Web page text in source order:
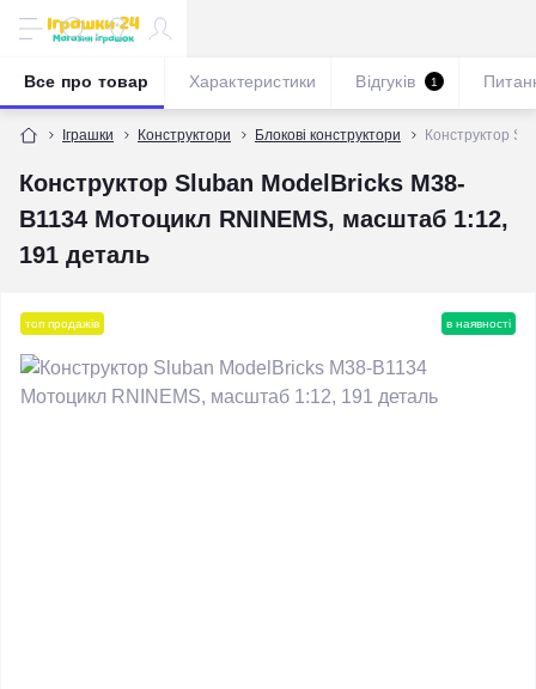
Іграшки Конструктори Блокові конструктори Конструктор
Конструктор Sluban ModelBricks M38-
B1134 Мотоцикл RNINEMS, масштаб 1:12,
191 деталь
Все про товар Характеристики Відгуків 1
топ продажів в наявності